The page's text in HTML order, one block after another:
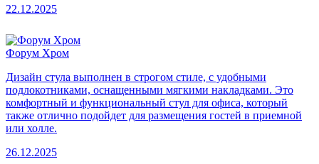
22.12.2025
Форум Хром
Дизайн стула выполнен в строгом стиле, с удобными
подлокотниками, оснащенными мягкими накладками. Это
комфортный и функциональный стул для офиса, который
также отлично подойдет для размещения гостей в приемной
или холле.
26.12.2025